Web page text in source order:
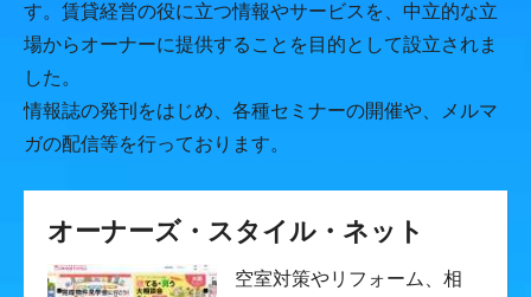
す。賃貸経営の役に立つ情報やサービスを、中立的な立
場からオーナーに提供することを目的として設立されま
した。
情報誌の発刊をはじめ、各種セミナーの開催や、メルマ
ガの配信等を行っております。
オーナーズ・スタイル・ネット
空室対策やリフォーム、相